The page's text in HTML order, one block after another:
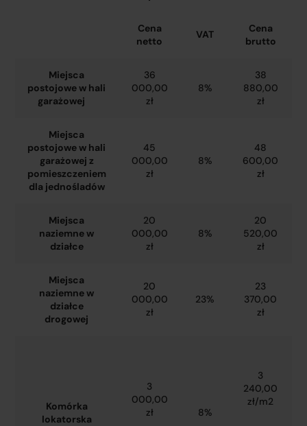
Cena
netto
VAT
Cena
brutto
Miejsca
postojowe w hali
garażowej
36
000,00
zł
8%
38
880,00
zł
Miejsca
postojowe w hali
garażowej z
pomieszczeniem
dla jednośladów
45
000,00
zł
8%
48
600,00
zł
Miejsca
naziemne w
działce
20
000,00
zł
8%
20
520,00
zł
Miejsca
naziemne w
działce
drogowej
20
000,00
zł
23%
23
370,00
zł
Komórka
lokatorska
3
000,00
zł
8%
3
240,00
zł/m2